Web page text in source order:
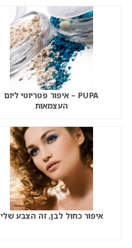
PUPA – איפור פטריוטי ליום
העצמאות
איפור כחול לבן, זה הצבע שלי